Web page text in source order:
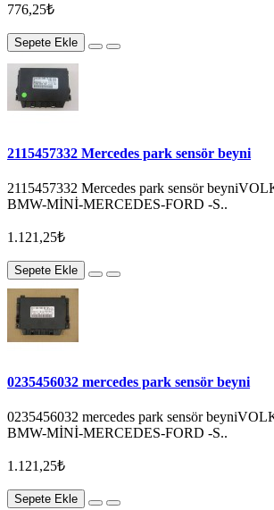
776,25₺
Sepete Ekle
2115457332 Mercedes park sensör beyni
2115457332 Mercedes park sensör
BMW-MİNİ-MERCEDES-FORD -S..
1.121,25₺
Sepete Ekle
0235456032 mercedes park sensör beyni
0235456032 mercedes park sensör
BMW-MİNİ-MERCEDES-FORD -S..
1.121,25₺
Sepete Ekle